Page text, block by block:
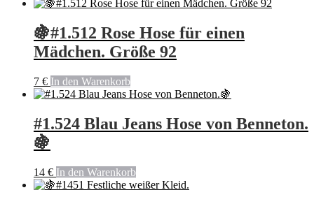
🍇#1.512 Rose Hose für einen
Mädchen. Größe 92
7 € In den Warenkorb
#1.524 Blau Jeans Hose von Benneton.
🍇
14 € In den Warenkorb